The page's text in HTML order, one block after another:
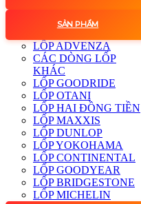
SẢN PHẨM
LỐP ADVENZA
CÁC DÒNG LỐP
KHÁC
LỐP GOODRIDE
LỐP OTANI
LỐP HAI ĐỒNG TIỀN
LỐP MAXXIS
LỐP DUNLOP
LỐP YOKOHAMA
LỐP CONTINENTAL
LỐP GOODYEAR
LỐP BRIDGESTONE
LỐP MICHELIN